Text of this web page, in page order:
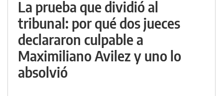
La prueba que dividió al
tribunal: por qué dos jueces
declararon culpable a
Maximiliano Avilez y uno lo
absolvió